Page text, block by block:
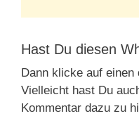
Hast Du diesen
Dann klicke auf
Vielleicht hast Du
Kommentar dazu zu